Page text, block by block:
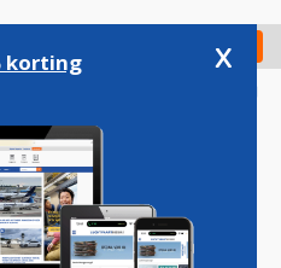
Check in
korting x